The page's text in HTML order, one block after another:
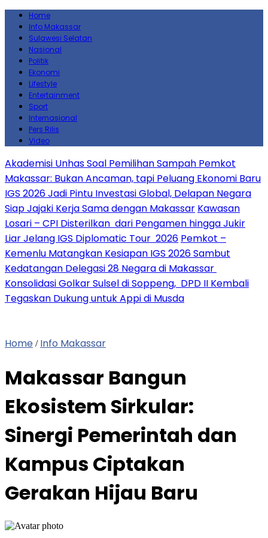
Home
Info Makassar
Sulawesi Selatan
Nasional
Politik
Ekonomi
Lifestyle
Entertainment
Sport
Internasional
Pers Rilis
Video
Akademisi Unhas Soal Pemilihan Sampah Pemkot
Makassar: Bukan Ancaman, tapi Peluang Ekonomi Baru
IGS 2026 Jadi Pintu Investasi Global, Delapan Negara
Siap Jajaki Kerja Sama dengan Makassar Kawasan
Losari – CPI Disterilkan dari Pengamen hingga Jukir
Liar Jelang IGS Diplomatic Tour 2026 Pemkot –
Kemenlu Matangkan Kesiapan IGS 2026 Sambut
Kedatangan Delegasi 28 Negara di Makassar
Konsolidasi Golkar Sulsel di Soppeng, DPD II Kembali
Tegaskan Dukung untuk Appi di Musda
Home / Info Makassar
Makassar Bangun
Ekosistem Sirkular:
Sinergi Pemerintah dan
Kampus Ciptakan
Gerakan Hijau Baru